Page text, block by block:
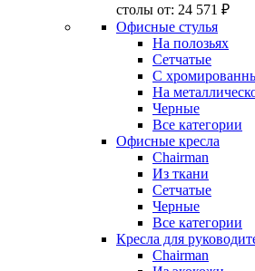
столы от: 24 571 ₽
Офисные стулья
На полозьях
Сетчатые
С
На
Черные
Все категории
Офисные кресла
Chairman
Из ткани
Сетчатые
Черные
Все категории
Кресла для
Chairman